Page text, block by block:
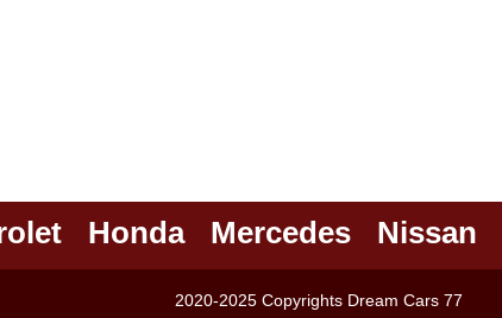
Honda Mercedes Nissan
2020-2025 Copyrights Dream Cars 77